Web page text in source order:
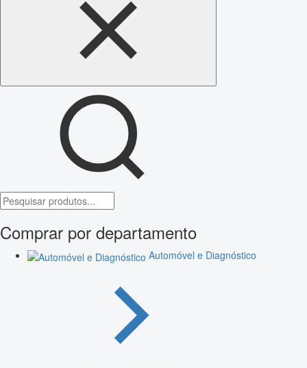
Comprar por departamento
Automóvel e Diagnóstico